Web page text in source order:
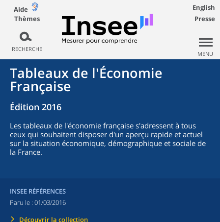
Aide
Thèmes
RECHERCHE
English
Presse
MENU
Tableaux de l'Économie
Française
Édition 2016
Les tableaux de l'économie française s'adressent à tous
ceux qui souhaitent disposer d'un aperçu rapide et actuel
sur la situation économique, démographique et sociale de
la France.
INSEE RÉFÉRENCES
Paru le : 01/03/2016
Découvrir la collection